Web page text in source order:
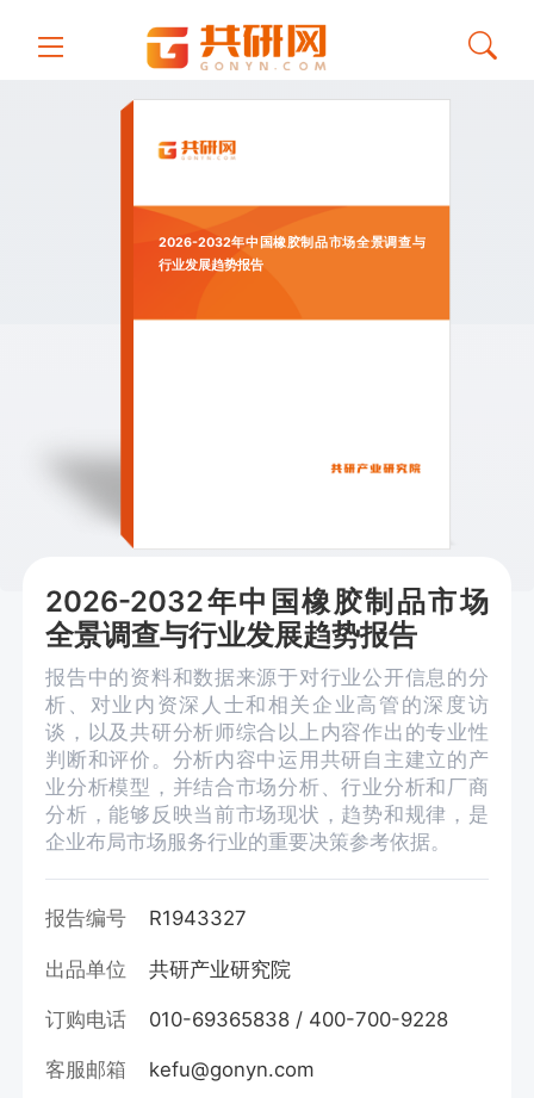
2026-2032年中国橡胶制品市场全景调查与
行业发展趋势报告
2026-2032年中国橡胶制品市场
全景调查与行业发展趋势报告
报告中的资料和数据来源于对行业公开信息的分
析、对业内资深人士和相关企业高管的深度访
谈，以及共研分析师综合以上内容作出的专业性
判断和评价。分析内容中运用共研自主建立的产
业分析模型，并结合市场分析、行业分析和厂商
分析，能够反映当前市场现状，趋势和规律，是
企业布局市场服务行业的重要决策参考依据。
报告编号 R1943327
出品单位 共研产业研究院
订购电话 010-69365838 / 400-700-9228
客服邮箱 kefu@gonyn.com